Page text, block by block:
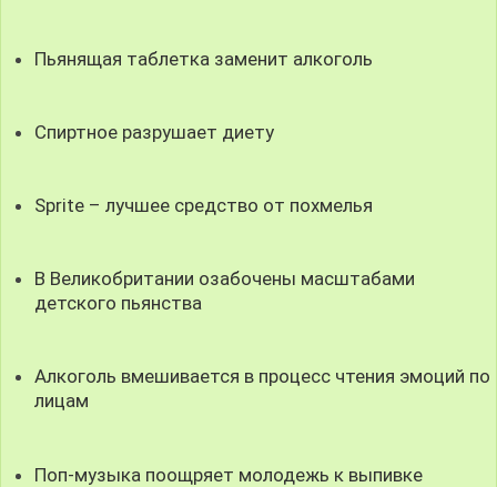
Пьянящая таблетка заменит алкоголь
Спиртное разрушает диету
Sprite – лучшее средство от похмелья
В Великобритании озабочены масштабами
детского пьянства
Алкоголь вмешивается в процесс чтения эмоций по
лицам
Поп-музыка поощряет молодежь к выпивке